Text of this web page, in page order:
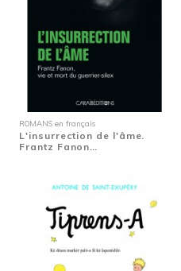
ROMANS en français
L'insurrection de l'âme.
Frantz Fanon…